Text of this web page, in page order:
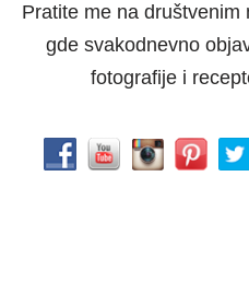
Pratite me na društvenim
gde svakodnevno
fotografije i